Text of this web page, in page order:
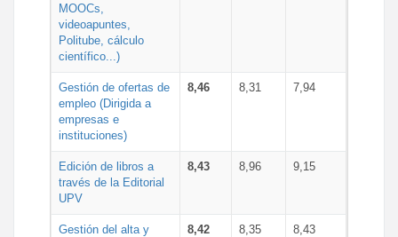
MOOCs,
videoapuntes,
Politube, cálculo
científico...)
Gestión de ofertas de
empleo (Dirigida a
empresas e
instituciones)
8,46 8,31 7,94
Edición de libros a
través de la Editorial
UPV
8,43 8,96 9,15
Gestión del alta y
8,42 8,35 8,43